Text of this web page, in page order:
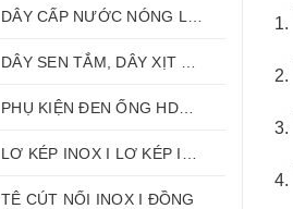
PHỤ KIỆN ĐEN ỐNG HDPE HATHACO
TÊ CÚT NỐI INOX I ĐỒNG